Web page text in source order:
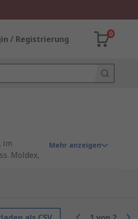
/ Registrierung
0
im
Moldex,
Mehr anzeigen